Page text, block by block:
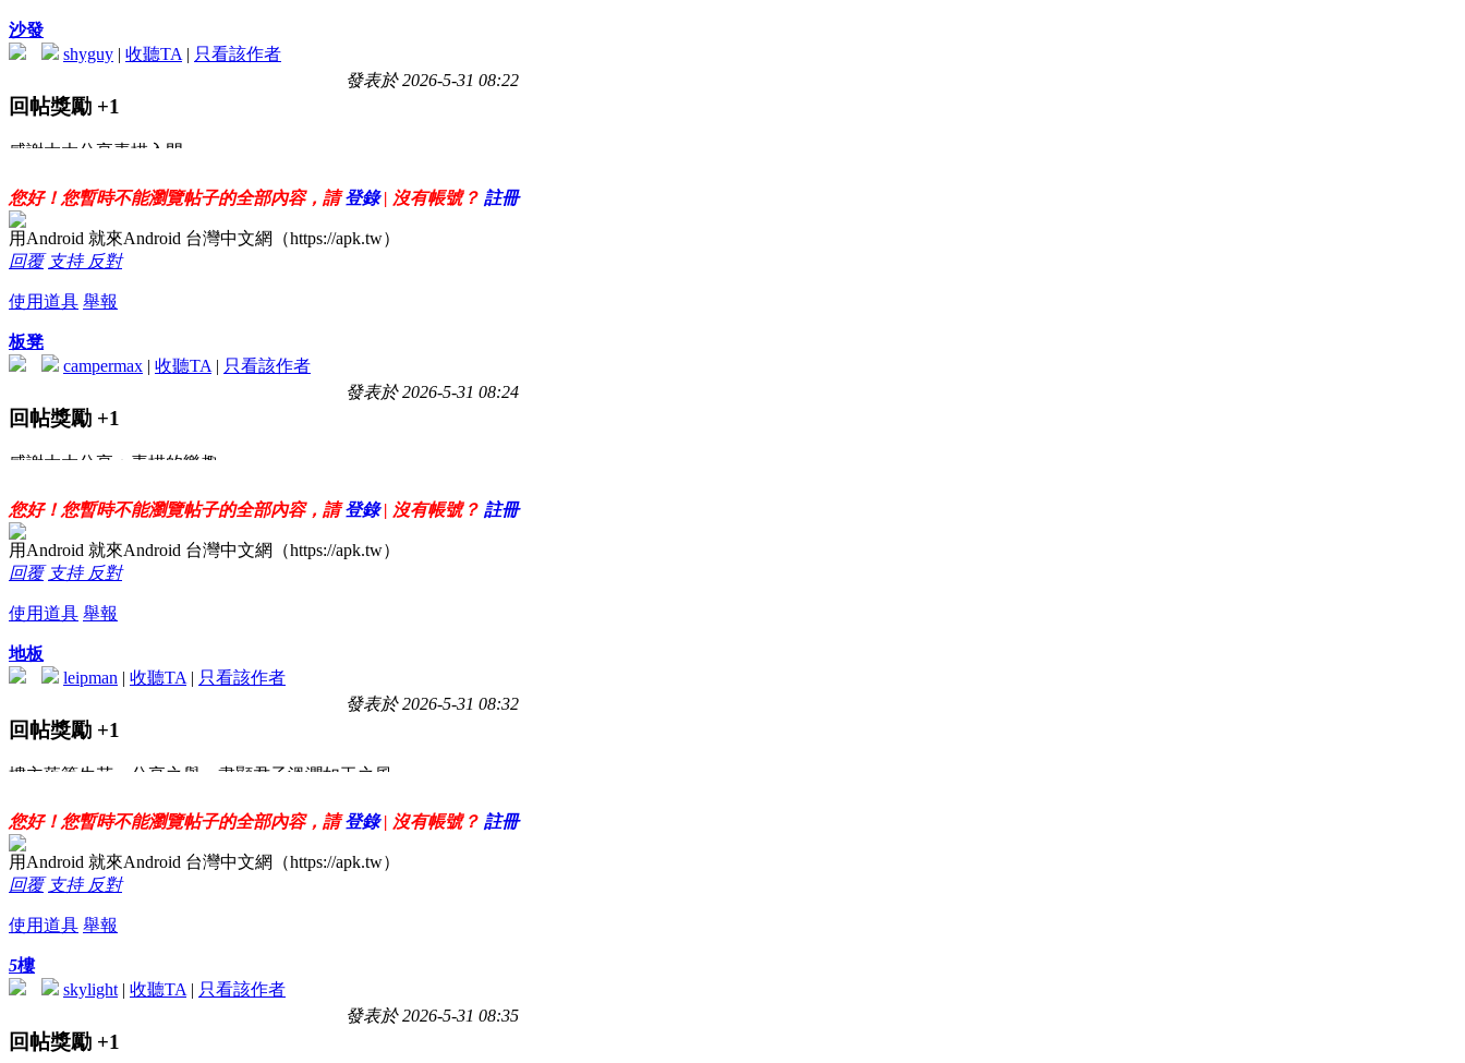
沙發
shyguy | 收聽TA | 只看該作者
發表於 2026-5-31 08:22
回帖獎勵 +1
感謝大大分享素描入門
您好！您暫時不能瀏覽帖子的全部內容，請登錄 | 沒有帳號？ 註冊
用Android 就來Android 台灣中文網（https://apk.tw）
回覆 支持 反對
使用道具 舉報
板凳
campermax | 收聽TA | 只看該作者
發表於 2026-5-31 08:24
回帖獎勵 +1
感謝大大分享：素描的樂趣
您好！您暫時不能瀏覽帖子的全部內容，請登錄 | 沒有帳號？ 註冊
用Android 就來Android 台灣中文網（https://apk.tw）
回覆 支持 反對
使用道具 舉報
地板
leipman | 收聽TA | 只看該作者
發表於 2026-5-31 08:32
回帖獎勵 +1
樓主落筆生花，分享之舉，盡顯君子溫潤如玉之風。
您好！您暫時不能瀏覽帖子的全部內容，請登錄 | 沒有帳號？ 註冊
用Android 就來Android 台灣中文網（https://apk.tw）
回覆 支持 反對
使用道具 舉報
5樓
skylight | 收聽TA | 只看該作者
發表於 2026-5-31 08:35
回帖獎勵 +1